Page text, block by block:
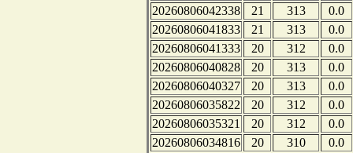
20260806042338
21 313
0.0
20260806041833
21 313
0.0
20260806041333
20 312
0.0
20260806040828
20 313
0.0
20260806040327
20 313
0.0
20260806035822
20 312
0.0
20260806035321
20 312
0.0
20260806034816
20 310
0.0